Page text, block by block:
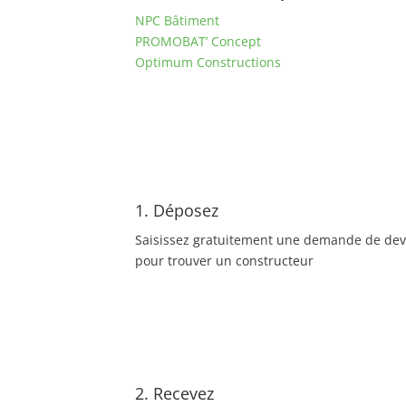
NPC Bâtiment
PROMOBAT’ Concept
Optimum Constructions
1. Déposez
Saisissez gratuitement une demande de
pour trouver un constructeur
2. Recevez